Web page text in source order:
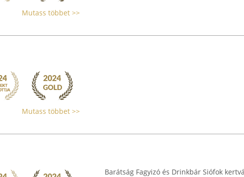
Mutass többet >>
Mutass többet >>
Barátság Fagyizó és Drinkbár Siófok